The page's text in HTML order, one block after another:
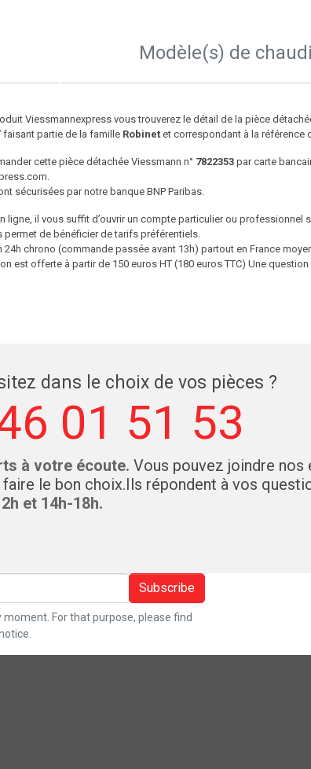
Modèle(s) de
Viessmannexpress vous trouverez le détail de la pièce
faisant partie de la famille Robinetet correspondant à la référence
cette pièce détachée Viessmann n° 7822353par carte
sécurisées par notre banque BNP Paribas.
ligne, il vous suffit d’ouvrir un compte particulier ou
de bénéficier de tarifs préférentiels.
24h chrono (commande passée avant 13h) partout en France
est offerte à partir de 150 euros HT (180 euros TTC) Une
dans le choix de vos pièces ?
01 51 53
à votre écoute. Vous pouvez joindre nos
le bon choix.Ils répondent à vos
et 14h-18h.
Subscribe
For that purpose, please find